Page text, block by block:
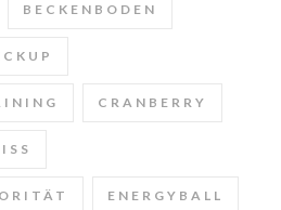
BECKENBODEN
CRANBERRY
ENERGYBALL